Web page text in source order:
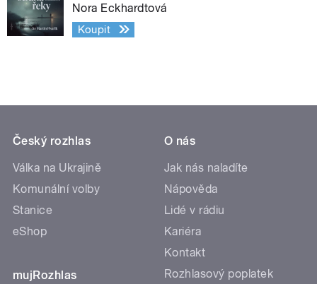
Nora Eckhardtová
Koupit
Český rozhlas
Válka na Ukrajině
Komunální volby
Stanice
eShop
mujRozhlas
O nás
Jak nás naladíte
Nápověda
Lidé v rádiu
Kariéra
Kontakt
Rozhlasový poplatek